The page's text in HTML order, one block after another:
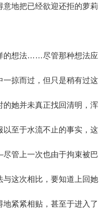
地把已经欲迎还拒的萝莉
想法……尽管那种想法应
一掠而过，但只是稍有过这
的她并未真正找回清明，浑
至于水流不止的事实，这
管上一次也由于拘束被巴
与这次相比，要知道上回她
紧紧相贴，甚至于进入了